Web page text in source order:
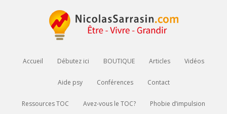
Accueil Débutez ici BOUTIQUE Articles Vidéos
Aide psy Conférences Contact
Ressources TOC Avez-vous le TOC? Phobie d’impulsion